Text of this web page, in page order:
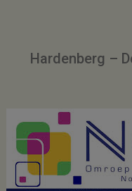
Hardenberg –